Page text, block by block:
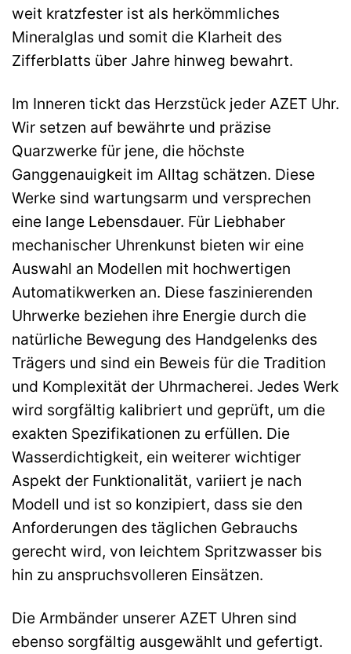
weit kratzfester ist als herkömmliches
Mineralglas und somit die Klarheit des
Zifferblatts über Jahre hinweg bewahrt.
Im Inneren tickt das Herzstück jeder AZET Uhr.
Wir setzen auf bewährte und präzise
Quarzwerke für jene, die höchste
Ganggenauigkeit im Alltag schätzen. Diese
Werke sind wartungsarm und versprechen
eine lange Lebensdauer. Für Liebhaber
mechanischer Uhrenkunst bieten wir eine
Auswahl an Modellen mit hochwertigen
Automatikwerken an. Diese faszinierenden
Uhrwerke beziehen ihre Energie durch die
natürliche Bewegung des Handgelenks des
Trägers und sind ein Beweis für die Tradition
und Komplexität der Uhrmacherei. Jedes Werk
wird sorgfältig kalibriert und geprüft, um die
exakten Spezifikationen zu erfüllen. Die
Wasserdichtigkeit, ein weiterer wichtiger
Aspekt der Funktionalität, variiert je nach
Modell und ist so konzipiert, dass sie den
Anforderungen des täglichen Gebrauchs
gerecht wird, von leichtem Spritzwasser bis
hin zu anspruchsvolleren Einsätzen.
Die Armbänder unserer AZET Uhren sind
ebenso sorgfältig ausgewählt und gefertigt.